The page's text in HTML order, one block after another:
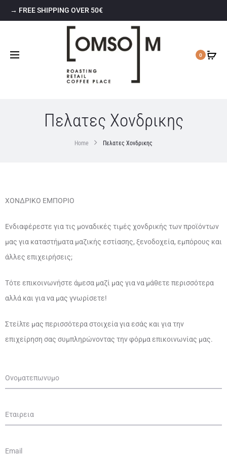
→ FREE SHIPPING OVER 50€
0
Πελατες Χονδρικης
Home Πελατες Χονδρικης
ΧΟΝΔΡΙΚΟ ΕΜΠΟΡΙΟ
Ενδιαφέρεστε για τις μοναδικές τιμές χονδρικής των προϊόντων
μας για καταστήματα μαζικής εστίασης, ξενοδοχεία, εμπόρους και
άλλες επιχειρήσεις;
Τότε επικοινωνήστε άμεσα μαζί μας για να μάθετε περισσότερα
αλλά και για να μας γνωρίσετε!
Στείλτε μας περισσότερα στοιχεία για εσάς και για την
επιχείρηση σας συμπληρώνοντας την φόρμα επικοινωνίας μας.